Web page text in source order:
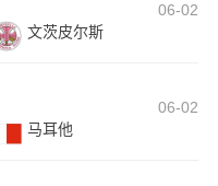
06-02
文茨皮尔斯
06-02
马耳他